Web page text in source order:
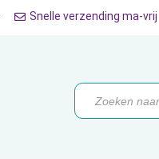
Koopjes
Snelle verzending ma-vrij
Producten
zoeken